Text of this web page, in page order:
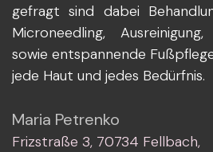
gefragt sind dabei
Microneedling, Ausreinigung,
sowie entspannende
jede Haut und jedes Bedürfnis.
Maria Petrenko
Frizstraße 3, 70734 Fellbach,